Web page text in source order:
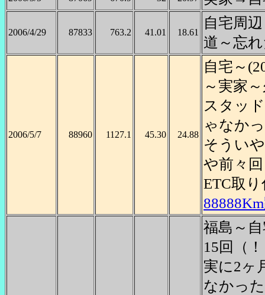
2006/4/29 87833 763.2 41.01 18.61
自宅周
道～忘
2006/5/7 88960 1127.1 45.30 24.88
自宅～
～実家
スタッ
ゃなか
そうい
や前々
ETC取
福島～
15回（
実に2ヶ
なかっ